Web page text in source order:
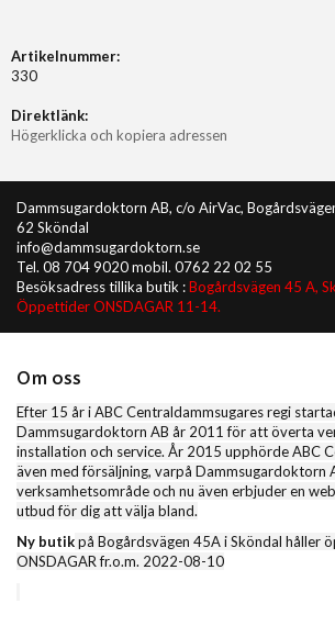
Artikelnummer:
330
Direktlänk:
Högerklicka och kopiera adressen
Dammsugardoktorn AB, c/o AirVac,
62 Sköndal
info@dammsugardoktorn.se
Tel. 08 704 9020 mobil. 0762 22 02 55
Besöksadress tillika butik :Bogårdsvägen 45 A,
Öppettider ONSDAGAR 11-14.
Om oss
Efter 15 år i ABC Centraldammsugares regi
Dammsugardoktorn AB år 2011 för att överta
installation och service. År 2015 upphörde ABC
även med försäljning, varpå Dammsugardoktorn
verksamhetsområde och nu även erbjuder en
utbud för dig att välja bland.
Ny butikpå Bogårdsvägen 45A i Sköndal håller
ONSDAGAR fr.o.m. 2022-08-10